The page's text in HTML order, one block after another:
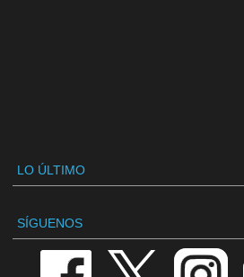
LO ÚLTIMO
SÍGUENOS